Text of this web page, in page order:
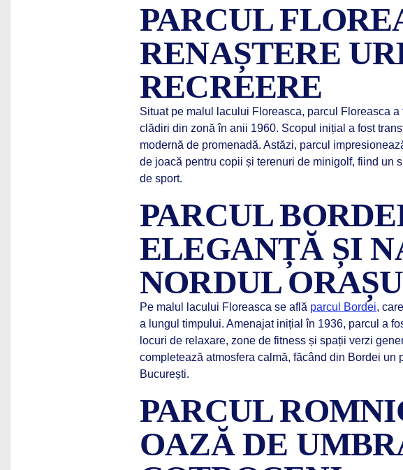
PARCUL
RENAȘTERE
RECREERE
Situat pe malul lacului Floreasca, parcul Floreasca
clădiri din zonă în anii 1960. Scopul inițial a fost
modernă de promenadă. Astăzi, parcul
de joacă pentru copii și terenuri de minigolf, fiind un
de sport.
PARCUL
ELEGANȚĂ ȘI
NORDUL
Pe malul lacului Floreasca se află parcul Bordei,
a lungul timpului. Amenajat inițial în 1936, parcul a
locuri de relaxare, zone de fitness și spații verzi
completează atmosfera calmă, făcând din Bordei un
București.
PARCUL
OAZĂ DE